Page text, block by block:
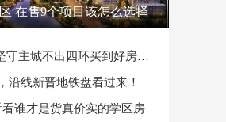
在售9个项目该怎么选择
首付40万 如何坚守主城不出四环买到好房子？
沿线新晋地铁盘看过来！
谁才是货真价实的学区房